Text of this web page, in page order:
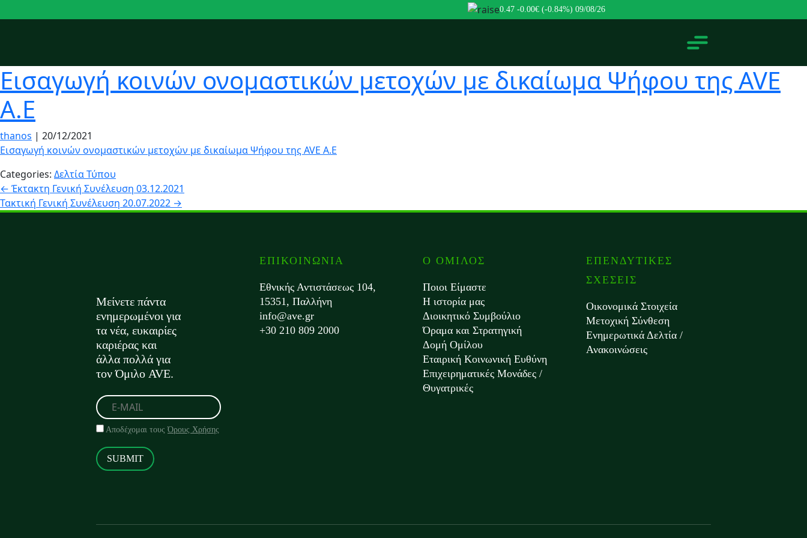
0.47 -0.00€ (-0.84%) 09/08/26
Εισαγωγή κοινών ονομαστικών μετοχών με δικαίωμα Ψήφου της AVE
Α.Ε
thanos | 20/12/2021
Εισαγωγή κοινών ονομαστικών μετοχών με δικαίωμα Ψήφου της AVE Α.Ε
Categories: Δελτία Τύπου
Πλοήγηση
άρθρων
← Έκτακτη Γενική Συνέλευση 03.12.2021
Τακτική Γενική Συνέλευση 20.07.2022 →
Μείνετε πάντα
ενημερωμένοι για
τα νέα, ευκαιρίες
καριέρας και
άλλα πολλά για
τον Όμιλο AVE.
Αποδέχομαι τουςΌρους Χρήσης
SUBMIT
ΕΠΙΚΟΙΝΩΝΙΑ
Εθνικής Αντιστάσεως 104,
15351, Παλλήνη
info@ave.gr
+30 210 809 2000
Ο ΟΜΙΛΟΣ
Ποιοι Είμαστε
Η ιστορία μας
Διοικητικό Συμβούλιο
Όραμα και Στρατηγική
Δομή Ομίλου
Εταιρική Κοινωνική Ευθύνη
Επιχειρηματικές Μονάδες /
Θυγατρικές
ΕΠΕΝΔΥΤΙΚΕΣ
ΣΧΕΣΕΙΣ
Οικονομικά Στοιχεία
Μετοχική Σύνθεση
Ενημερωτικά Δελτία /
Ανακοινώσεις